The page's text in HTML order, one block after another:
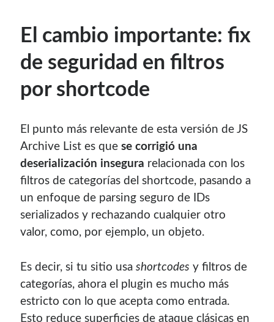
Donate
If you like this website or any of my work, consider to
give a small donation. It will help me to invest time on
Si te gusta este sitio web o mi trabajo, puedes hacer una
pequeña donación. Me ayudará a invertir tiempo en crear
contenido para este sitio.
El cambio importante: fix
de seguridad en filtros
por shortcode
El punto más relevante de esta versión de JS
Archive List es quese corrigió una
deserialización insegura relacionada con los
filtros de categorías del shortcode, pasando a
un enfoque de parsing seguro de IDs
serializados y rechazando cualquier otro
valor, como, por ejemplo, un objeto.
Es decir, si tu sitio usashortcodes y filtros de
categorías, ahora el plugin es mucho más
estricto con lo que acepta como entrada.
Esto reduce superficies de ataque clásicas en